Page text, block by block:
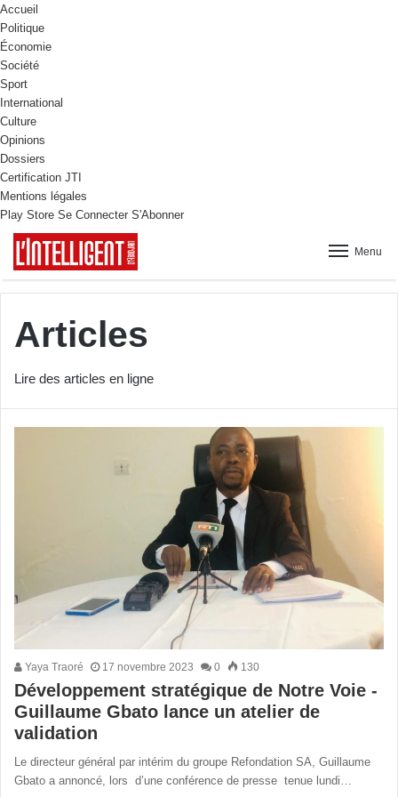
Accueil
Politique
Économie
Société
Sport
International
Culture
Opinions
Dossiers
Certification JTI
Mentions légales
Play Store Se Connecter S'Abonner
Menu
Articles
Lire des articles en ligne
Yaya Traoré 17 novembre 2023 0 130
Développement stratégique de Notre Voie -
Guillaume Gbato lance un atelier de
validation
Le directeur général par intérim du groupe Refondation SA, Guillaume
Gbato a annoncé, lors d’une conférence de presse tenue lundi…